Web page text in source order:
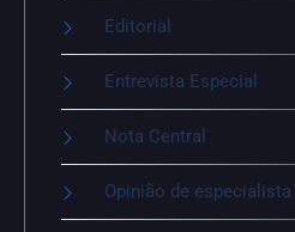
Editorial
Entrevista Especial
Nota Central
Opinião de especialista